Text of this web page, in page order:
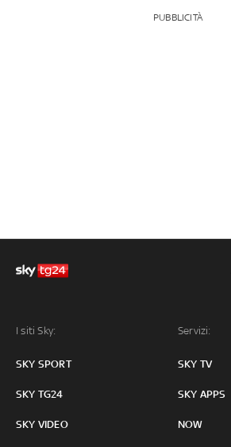
PUBBLICITÀ
I siti Sky:
SKY SPORT
SKY TG24
SKY VIDEO
Servizi:
SKY TV
SKY APPS
NOW